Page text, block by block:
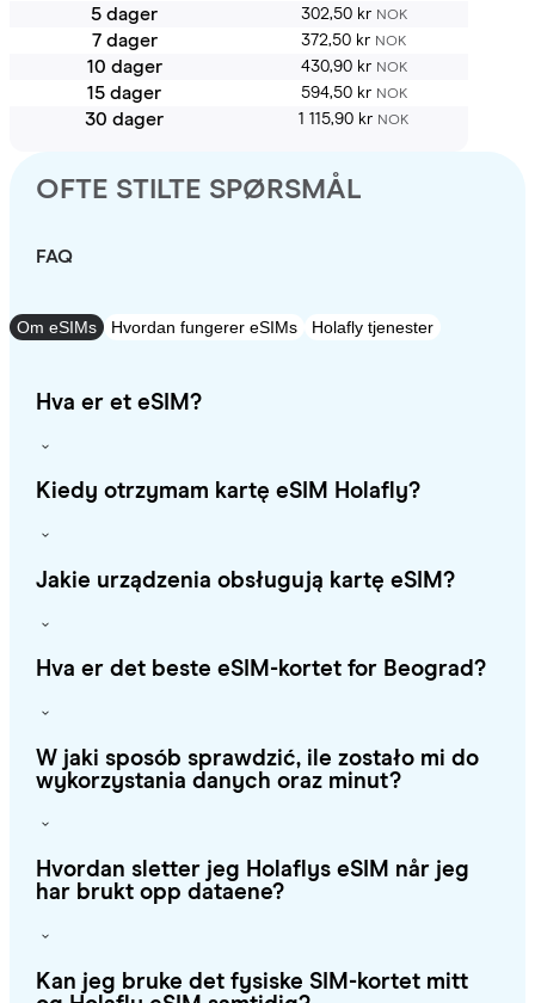
5 dager 302,50 kr NOK
7 dager 372,50 kr NOK
10 dager 430,90 kr NOK
15 dager 594,50 kr NOK
30 dager 1 115,90 kr NOK
OFTE STILTE SPØRSMÅL
FAQ
Om eSIMs Hvordan fungerer eSIMs Holafly tjenester
Hva er et eSIM?
Kiedy otrzymam kartę eSIM Holafly?
Jakie urządzenia obsługują kartę eSIM?
Hva er det beste eSIM-kortet for Beograd?
W jaki sposób sprawdzić, ile zostało mi do
wykorzystania danych oraz minut?
Hvordan sletter jeg Holaflys eSIM når jeg
har brukt opp dataene?
Kan jeg bruke det fysiske SIM-kortet mitt